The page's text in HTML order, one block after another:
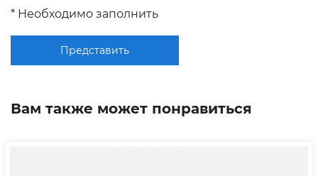
* Необходимо заполнить
Представить
Вам также может понравиться